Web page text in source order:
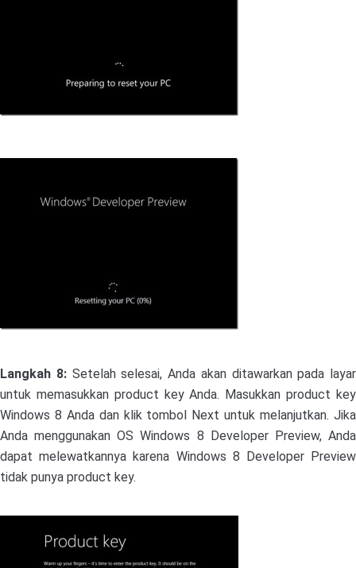
Langkah 8:Setelah selesai, Anda akan ditawarkan pada layar
untuk memasukkan product key Anda. Masukkan product key
Windows 8 Anda dan klik tombol Next untuk melanjutkan. Jika
Anda menggunakan OS Windows 8 Developer Preview, Anda
dapat melewatkannya karena Windows 8 Developer Preview
tidak punya product key.